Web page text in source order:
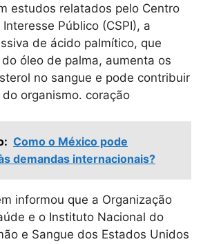
estudos relatados pelo Centro
Público (CSPI), a
de ácido palmítico, que
óleo de palma, aumenta os
no sangue e pode contribuir
organismo. coração
Como o México pode
demandas internacionais?
informou que a Organização
e o Instituto Nacional do
e Sangue dos Estados Unidos